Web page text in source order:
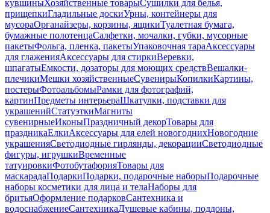
кувшиныХозяйственные товарыСушилки для белья,
прищепкиГладильные доскиУрны, контейнеры для
мусораОрганайзеры, корзины, ящикиТуалетная бумага,
бумажные полотенцаСалфетки, мочалки, губки, мусорные
пакетыФольга, пленка, пакетыУпаковочная тараАксессуары
для глаженияАксессуары для стиркиВеревки,
шпагатыЕмкости, дозаторы для моющих средствВешалки-
плечикиМешки хозяйственныеСувенирыКопилкиКартины,
постерыФотоальбомыРамки для фотографий,
картинПредметы интерьераШкатулки, подставки для
украшенийСтатуэткиМагниты
сувенирныеИконыПраздничный декорТовары для
праздникаЕлкиАксессуары для елей новогоднихНовогодние
украшенияСветодиодные гирлянды, декорацииСветодиодные
фигуры, игрушкиВременные
татуировкиФотобутафорияТовары для
маскарадаПодаркиПодарки, подарочные наборыПодарочные
наборы косметики для лица и телаНаборы для
бритьяОформление подарковСантехника и
водоснабжениеСантехникаДушевые кабины, поддоны,